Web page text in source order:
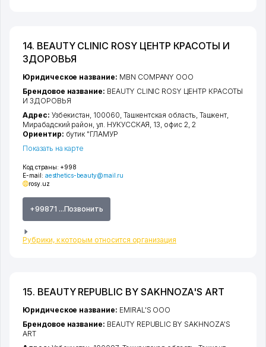
14. BEAUTY CLINIC ROSY ЦЕНТР КРАСОТЫ И
ЗДОРОВЬЯ
Код страны: +998
E-mail: aesthetics-beauty@mail.ru
rosy.uz
+99871 ...Позвонить
Рубрики, к которым относится организация
Юридическое название: MBN COMPANY ООО
Брендовое название: BEAUTY CLINIC ROSY ЦЕНТР КРАСОТЫ
И ЗДОРОВЬЯ
Адрес: Узбекистан, 100060, Ташкентская область Ташкент
Мирабадский район ,ул. НУКУССКАЯ , 13, офис 2, 2
Ориентир: бутик "ГЛАМУР
Показать на карте
15. BEAUTY REPUBLIC BY SAKHNOZA'S ART
Юридическое название: EMIRAL'S ООО
Брендовое название: BEAUTY REPUBLIC BY SAKHNOZA'S
ART